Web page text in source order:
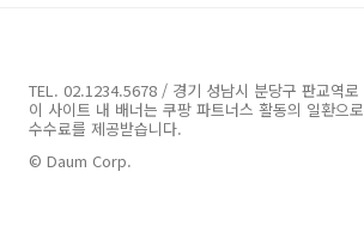
TEL. 02.1234.5678 / 경기 성남시 분당구 판교역로
이 사이트 내 배너는 쿠팡 파트너스 활동의 일환으
수수료를 제공받습니다.
© Daum Corp.